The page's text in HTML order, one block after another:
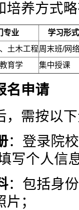
培养方式
专业
学习形式
土木工程周末班/网
育学 集中授课
名申请
，需按以
：登录院
写个人信
：包括身
；